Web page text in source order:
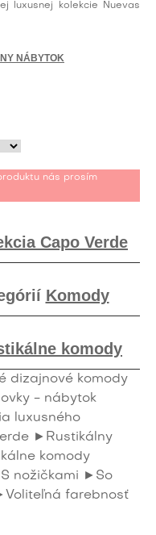
luxusnej kolekcie Nuevas
NÁBYTOK
nás prosím
Capo Verde
Komody
komody
dizajnové komody
- nábytok
luxusného
►Rustikálny
komody
nožičkami ►So
farebnosť